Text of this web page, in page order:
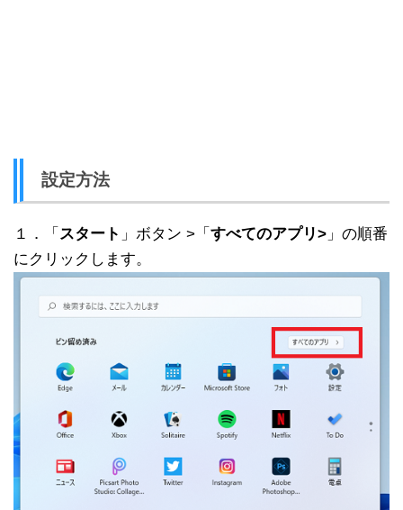
設定方法
１．「 スタート 」ボタン >「 すべてのアプリ> 」の順番
にクリックします。